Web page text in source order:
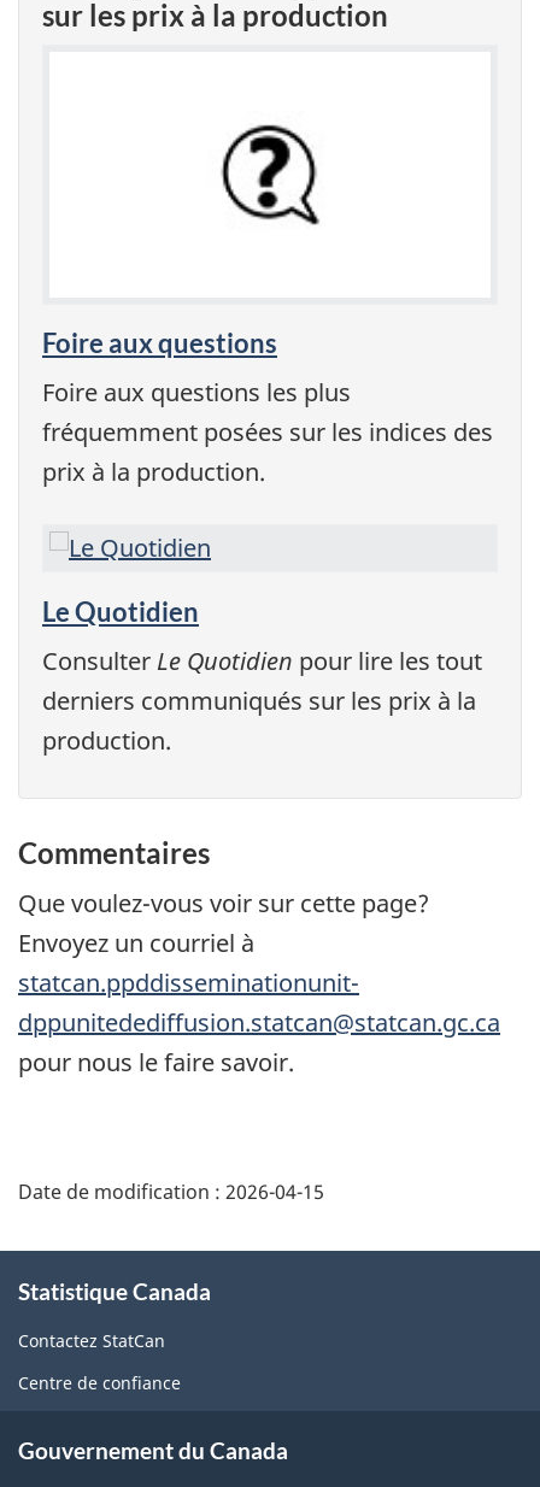
sur les prix à la production
Foire aux questions
Foire aux questions les plus
fréquemment posées sur les indices des
prix à la production.
Le Quotidien
Consulter Le Quotidien pour lire les tout
derniers communiqués sur les prix à la
production.
Commentaires
Que voulez-vous voir sur cette page?
Envoyez un courriel à
statcan.ppddisseminationunit-
dppunitedediffusion.statcan@statcan.gc.ca
pour nous le faire savoir.
Date de modification : 2026-04-15
propos
de
ce
Statistique Canada
Contactez StatCan
Centre de confiance
Gouvernement du Canada